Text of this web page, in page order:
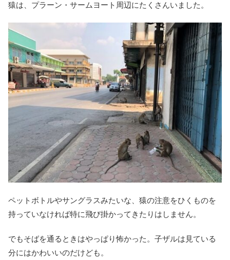
猿は、プラーン・サームヨート周辺にたくさんいました。
ペットボトルやサングラスみたいな、猿の注意をひくものを
持っていなければ特に飛び掛かってきたりはしません。
でもそばを通るときはやっぱり怖かった。子ザルは見ている
分にはかわいいのだけども。